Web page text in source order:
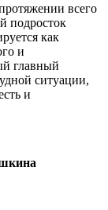
всего
подросток
как
и
главный
ситуации,
и